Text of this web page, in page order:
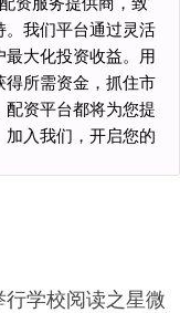
我们平台通过灵活
大化投资收益。用
得所需资金，抓住市
资平台都将为您提
入我们，开启您的
学校阅读之星微